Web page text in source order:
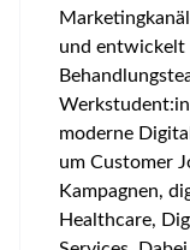
und entwickelt
moderne
um Customer
Kampagnen,
Healthcare,